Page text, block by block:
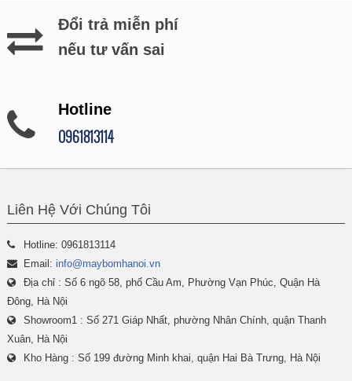
Đổi trả miễn phí
nếu tư vấn sai
Hotline
0961813114
Liên Hệ Với Chúng Tôi
Hotline: 0961813114
Email: info@maybomhanoi.vn
Địa chỉ : Số 6 ngõ 58, phố Cầu Am, Phường Vạn Phúc, Quận Hà
Đông, Hà Nội
Showroom1 : Số 271 Giáp Nhất, phường Nhân Chính, quận Thanh
Xuân, Hà Nội
Kho Hàng : Số 199 đường Minh khai, quận Hai Bà Trưng, Hà Nội